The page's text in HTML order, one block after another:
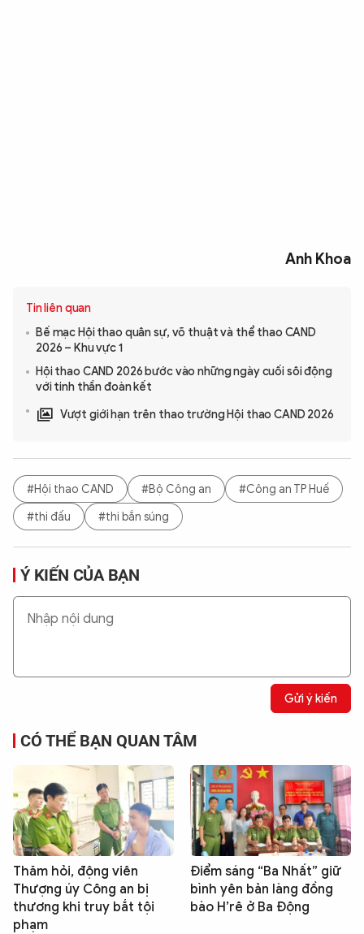
Anh Khoa
Tin liên quan
Bế mạc Hội thao quân sự, võ thuật và thể thao CAND
2026 – Khu vực 1
Hội thao CAND 2026 bước vào những ngày cuối sôi động
với tinh thần đoàn kết
Vượt giới hạn trên thao trường Hội thao CAND 2026
#Hội thao CAND #Bộ Công an
#Công an TP Huế
#thi đấu
#thi bắn súng
Ý KIẾN CỦA BẠN
Gửi ý kiến
CÓ THỂ BẠN QUAN TÂM
Thăm hỏi, động viên
Thượng úy Công an bị
thương khi truy bắt tội
phạm
Điểm sáng “Ba Nhất” giữ
bình yên bản làng đồng
bào H’rê ở Ba Động